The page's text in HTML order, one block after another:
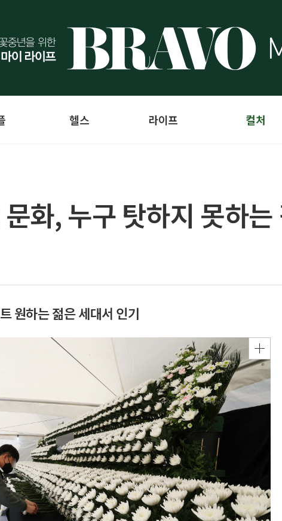
헬스 라이프 컬처
화, 누구 탓하지 못하
원하는 젊은 세대서 인기